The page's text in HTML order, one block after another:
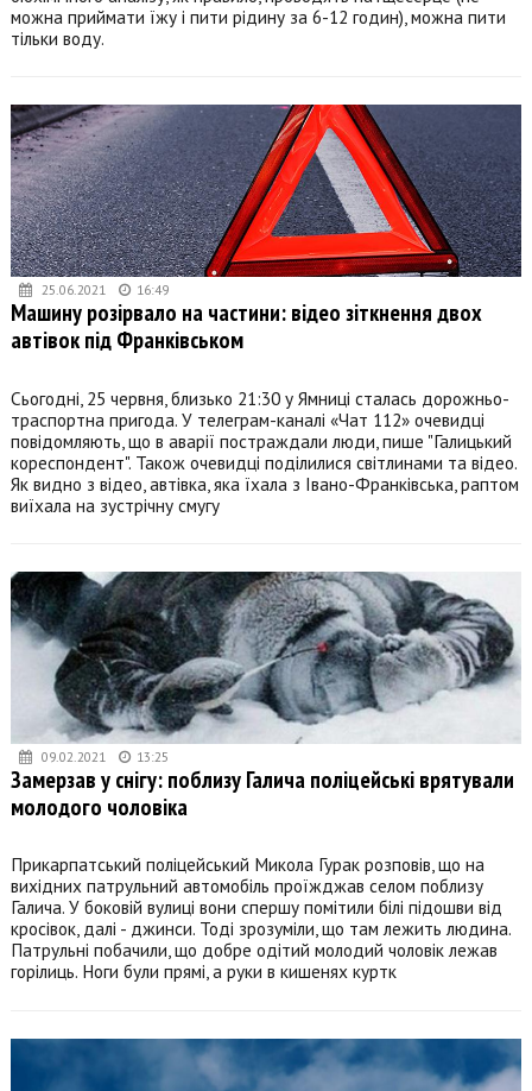
можна приймати їжу і пити рідину за 6-12 годин), можна пити
тільки воду.
25.06.2021 16:49
Машину розірвало на частини: відео зіткнення двох
автівок під Франківськом
Сьогодні, 25 червня, близько 21:30 у Ямниці сталась дорожньо-
траспортна пригода. У телеграм-каналі «Чат 112» очевидці
повідомляють, що в аварії постраждали люди, пише "Галицький
кореспондент". Також очевидці поділилися світлинами та відео.
Як видно з відео, автівка, яка їхала з Івано-Франківська, раптом
виїхала на зустрічну смугу
09.02.2021 13:25
Замерзав у снігу: поблизу Галича поліцейські врятували
молодого чоловіка
Прикарпатський поліцейський Микола Гурак розповів, що на
вихідних патрульний автомобіль проїжджав селом поблизу
Галича. У боковій вулиці вони спершу помітили білі підошви від
кросівок, далі - джинси. Тоді зрозуміли, що там лежить людина.
Патрульні побачили, що добре одітий молодий чоловік лежав
горілиць. Ноги були прямі, а руки в кишенях куртк